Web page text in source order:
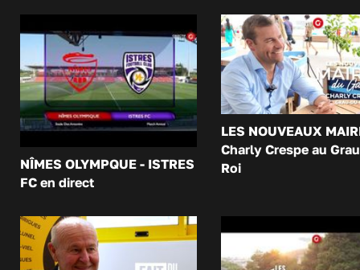
NÎMES OLYMPQUE - ISTRES
FC en direct
LES NOUVEAUX
Charly Crespe au
Roi